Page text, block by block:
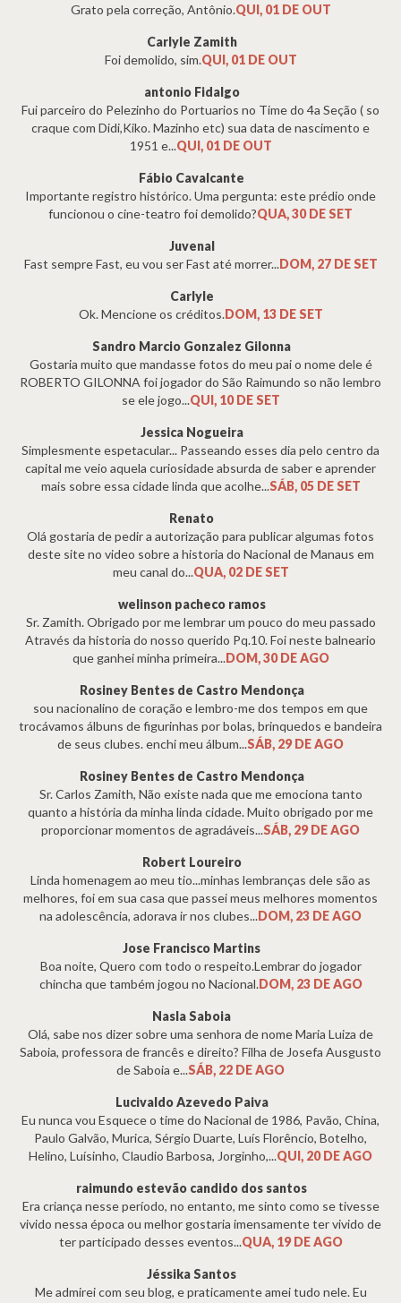
Grato pela correção, Antônio.QUI, 01 DE OUT
Carlyle Zamith
Foi demolido, sim.QUI, 01 DE OUT
antonio Fidalgo
Fui parceiro do Pelezinho do Portuarios no Time do 4a Seção ( so
craque com Didi,Kiko. Mazinho etc) sua data de nascimento e
1951 e...QUI, 01 DE OUT
Fábio Cavalcante
Importante registro histórico. Uma pergunta: este prédio onde
funcionou o cine-teatro foi demolido?QUA, 30 DE SET
Juvenal
Fast sempre Fast, eu vou ser Fast até morrer...DOM, 27 DE SET
Carlyle
Ok. Mencione os créditos.DOM, 13 DE SET
Sandro Marcio Gonzalez Gilonna
Gostaria muito que mandasse fotos do meu pai o nome dele é
ROBERTO GILONNA foi jogador do São Raimundo so não lembro
se ele jogo...QUI, 10 DE SET
Jessica Nogueira
Simplesmente espetacular... Passeando esses dia pelo centro da
capital me veio aquela curiosidade absurda de saber e aprender
mais sobre essa cidade linda que acolhe...SÁB, 05 DE SET
Renato
Olá gostaria de pedir a autorização para publicar algumas fotos
deste site no video sobre a historia do Nacional de Manaus em
meu canal do...QUA, 02 DE SET
welinson pacheco ramos
Sr. Zamith. Obrigado por me lembrar um pouco do meu passado
Através da historia do nosso querido Pq.10. Foi neste balneario
que ganhei minha primeira...DOM, 30 DE AGO
Rosiney Bentes de Castro Mendonça
sou nacionalino de coração e lembro-me dos tempos em que
trocávamos álbuns de figurinhas por bolas, brinquedos e bandeira
de seus clubes. enchi meu álbum...SÁB, 29 DE AGO
Rosiney Bentes de Castro Mendonça
Sr. Carlos Zamith, Não existe nada que me emociona tanto
quanto a história da minha linda cidade. Muito obrigado por me
proporcionar momentos de agradáveis...SÁB, 29 DE AGO
Robert Loureiro
Linda homenagem ao meu tio...minhas lembranças dele são as
melhores, foi em sua casa que passei meus melhores momentos
na adolescência, adorava ir nos clubes...DOM, 23 DE AGO
Jose Francisco Martins
Boa noite, Quero com todo o respeito.Lembrar do jogador
chincha que também jogou no Nacional.DOM, 23 DE AGO
Nasla Saboia
Olá, sabe nos dizer sobre uma senhora de nome Maria Luiza de
Saboia, professora de francês e direito? Filha de Josefa Ausgusto
de Saboia e...SÁB, 22 DE AGO
Lucivaldo Azevedo Paiva
Eu nunca vou Esquece o time do Nacional de 1986, Pavão, China,
Paulo Galvão, Murica, Sérgio Duarte, Luís Florêncio, Botelho,
Helino, Luísinho, Claudio Barbosa, Jorginho,...QUI, 20 DE AGO
raimundo estevão candido dos santos
Era criança nesse período, no entanto, me sinto como se tivesse
vivido nessa época ou melhor gostaria imensamente ter vivido de
ter participado desses eventos...QUA, 19 DE AGO
Jéssika Santos
Me admirei com seu blog, e praticamente amei tudo nele. Eu